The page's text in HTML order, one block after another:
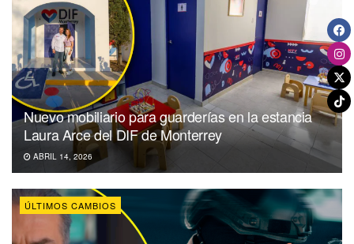
Nuevo mobiliario para guarderías en la estancia
Laura Arce del DIF de Monterrey
ABRIL 14, 2026
ÚLTIMOS CAMBIOS